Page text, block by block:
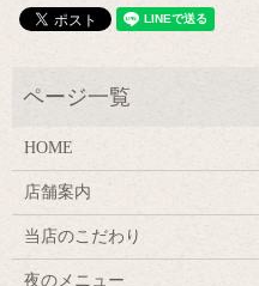
HOME
店舗案内
当店のこだわり
夜のメニュー